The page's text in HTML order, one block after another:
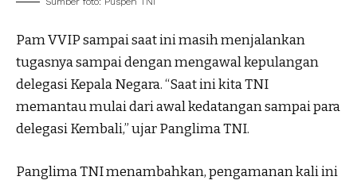
Pam VVIP sampai saat ini masih menjalankan
tugasnya sampai dengan mengawal kepulangan
delegasi Kepala Negara. “Saat ini kita TNI
memantau mulai dari awal kedatangan sampai para
delegasi Kembali,” ujar Panglima TNI.
Panglima TNI menambahkan, pengamanan kali ini